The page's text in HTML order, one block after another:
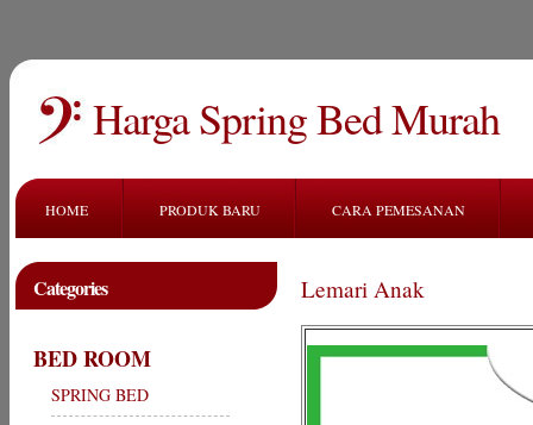
Harga Spring Bed Murah
HOME PRODUK BARU CARA PEMESANAN
Categories
BED ROOM
SPRING BED
Lemari Anak